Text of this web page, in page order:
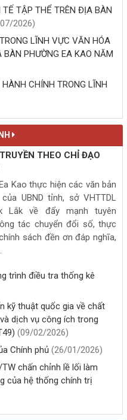
TOÀN DÂN BẢO VỆ AN
TÔI TỰ QUẢN” TẠI
ỨNG NGÀY AN NINH MẠNG
MẠNG NHÂN VĂN CHO
TỘI PHẠM HÌNH SỰ, MA
TOÀN DÂN PHƯỜNG
KHỎE LÂU DÀI
PHÍ CHO HƠN 850
TẾ TẬP THỂ TRÊN ĐỊA BÀN
2026)
LĨNH VỰC VĂN HÓA
PHƯỜNG EA KAO NĂM
CHÍNH TRONG LĨNH
THEO CHỈ ĐẠO
Kao thực hiện các văn bản
UBND tỉnh, sở VHTTDL
Lắk về đẩy mạnh tuyên
tác chuyển đổi số, thực
sách đền ơn đáp nghĩa,
trình điều tra thống kê
kỹ thuật quốc gia về chất
dịch vụ công ích trong
(09/02/2026)
Chính phủ (26/01/2026)
chấn chỉnh lề lối làm
của hệ thống chính trị